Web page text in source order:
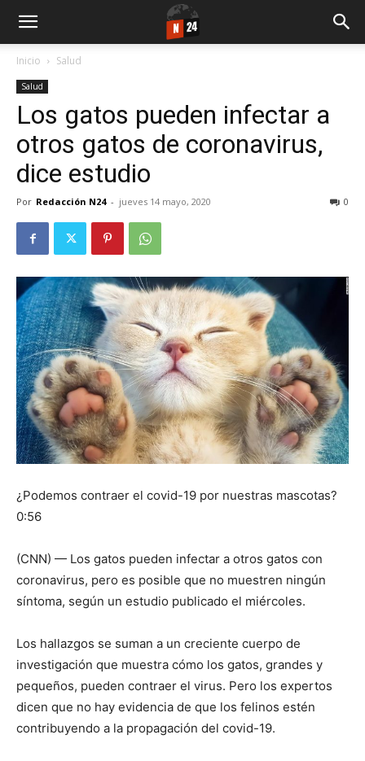
Inicio Salud
Salud
Los gatos pueden infectar a
otros gatos de coronavirus,
dice estudio
Por Redacción N24 - jueves 14 mayo, 2020 0
¿Podemos contraer el covid-19 por nuestras mascotas?
0:56
(CNN) — Los gatos pueden infectar a otros gatos con
coronavirus, pero es posible que no muestren ningún
síntoma, según un estudio publicado el miércoles.
Los hallazgos se suman a un creciente cuerpo de
investigación que muestra cómo los gatos, grandes y
pequeños, pueden contraer el virus. Pero los expertos
dicen que no hay evidencia de que los felinos estén
contribuyendo a la propagación del covid-19.